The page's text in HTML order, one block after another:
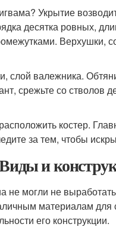
Укрытие
десятка ровных,
Верхушки,
слой валежника.
срежьте со стволов
костер.
за тем, чтобы
и
могли не
материалам
его конструкции.